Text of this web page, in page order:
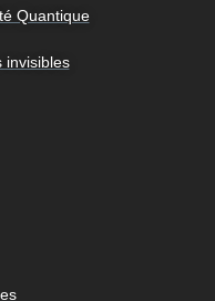
Quantique
invisibles